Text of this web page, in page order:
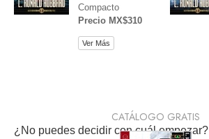
Compacto
Precio MX$310
Ver Más
¿No puedes decidir con cuál empezar?
CATÁLOGO GRATIS